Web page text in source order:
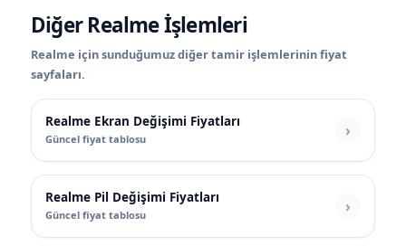
Diğer Realme İşlemleri
Realme için sunduğumuz diğer tamir işlemlerinin fiyat
sayfaları.
Realme Ekran Değişimi Fiyatları
Güncel fiyat tablosu
Realme Pil Değişimi Fiyatları
Güncel fiyat tablosu